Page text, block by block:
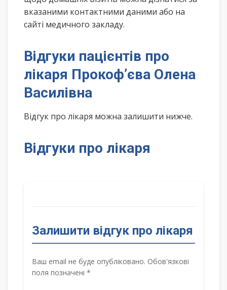
вказаними контактними даними або на
сайті медичного закладу.
Відгуки пацієнтів про
лікаря Прокоф’єва Олена
Василівна
Відгук про лікаря можна залишити нижче.
Відгуки про лікаря
Залишити відгук про лікаря
Ваш email не буде опубліковано. Обов'язкові
поля позначені *